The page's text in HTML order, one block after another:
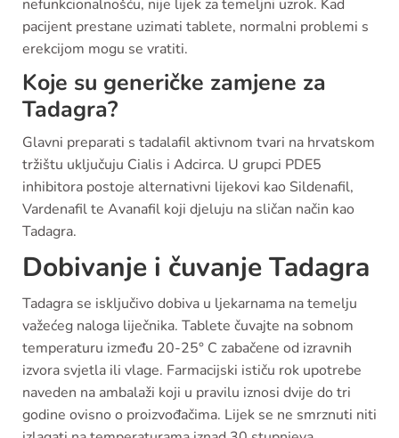
nefunkcionalnošću, nije lijek za temeljni uzrok. Kad
pacijent prestane uzimati tablete, normalni problemi s
erekcijom mogu se vratiti.
Koje su generičke zamjene za
Tadagra?
Glavni preparati s tadalafil aktivnom tvari na hrvatskom
tržištu uključuju Cialis i Adcirca. U grupci PDE5
inhibitora postoje alternativni lijekovi kao Sildenafil,
Vardenafil te Avanafil koji djeluju na sličan način kao
Tadagra.
Dobivanje i čuvanje Tadagra
Tadagra se isključivo dobiva u ljekarnama na temelju
važećeg naloga liječnika. Tablete čuvajte na sobnom
temperaturu između 20-25° C zabačene od izravnih
izvora svjetla ili vlage. Farmacijski ističu rok upotrebe
naveden na ambalaži koji u pravilu iznosi dvije do tri
godine ovisno o proizvođačima. Lijek se ne smrznuti niti